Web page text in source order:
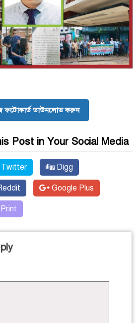
ফটোকার্ড ডাউনলোড করুন
Post in Your Social Media
Twitter Digg
Google Plus
Print